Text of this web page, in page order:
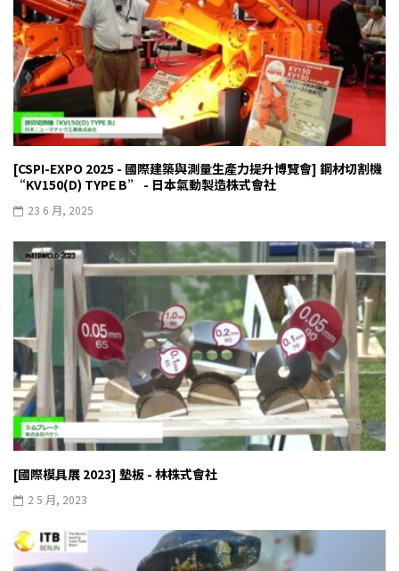
[CSPI-EXPO 2025 - 國際建築與測量生產力提升博覽會] 鋼材切割機
“KV150(D) TYPE B” - 日本氣動製造株式會社
23 6 月, 2025
[國際模具展 2023] 墊板 - 林株式會社
2 5 月, 2023